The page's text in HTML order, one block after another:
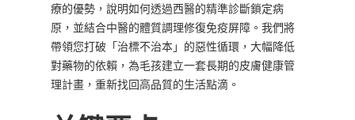
療的優勢，說明如何透過西醫的精準診斷鎖定病
原，並結合中醫的體質調理修復免疫屏障。我們將
帶領您打破「治標不治本」的惡性循環，大幅降低
對藥物的依賴，為毛孩建立一套長期的皮膚健康管
理計畫，重新找回高品質的生活點滴。